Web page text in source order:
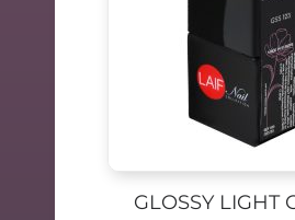
GLOSSY LIGHT